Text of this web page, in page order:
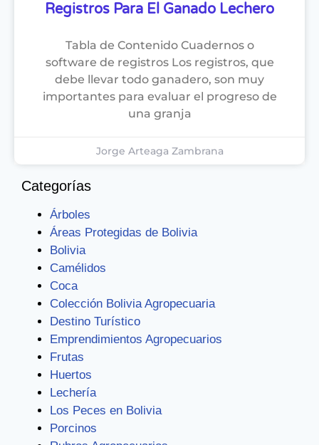
Registros Para El Ganado Lechero
Tabla de Contenido Cuadernos o
software de registros Los registros, que
debe llevar todo ganadero, son muy
importantes para evaluar el progreso de
una granja
Jorge Arteaga Zambrana
Categorías
Árboles
Áreas Protegidas de Bolivia
Bolivia
Camélidos
Coca
Colección Bolivia Agropecuaria
Destino Turístico
Emprendimientos Agropecuarios
Frutas
Huertos
Lechería
Los Peces en Bolivia
Porcinos